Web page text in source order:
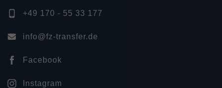
+49 170 - 55 33 177
info@fz-transfer.de
Facebook
Instagram